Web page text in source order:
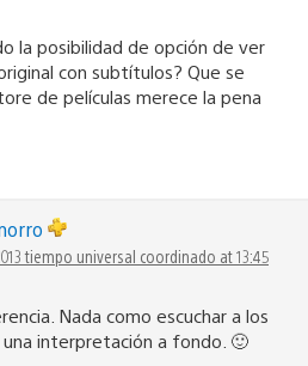
la posibilidad de opción de ver
con subtítulos? Que se
de películas merece la pena
tiempo universal coordinado at 13:45
Nada como escuchar a los
interpretación a fondo. 🙂